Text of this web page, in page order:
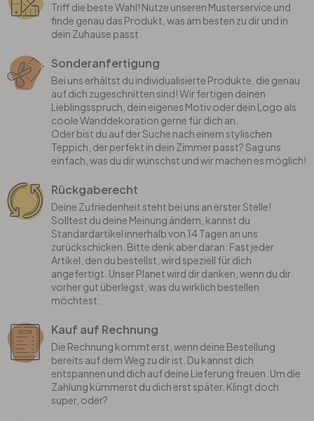
Triff die beste Wahl! Nutze unseren Musterservice und
finde genau das Produkt, was am besten zu dir und in
dein Zuhause passt.
Sonderanfertigung
Bei uns erhältst du individualisierte Produkte, die genau
auf dich zugeschnitten sind! Wir fertigen deinen
Lieblingsspruch, dein eigenes Motiv oder dein Logo als
coole Wanddekoration gerne für dich an.
Oder bist du auf der Suche nach einem stylischen
Teppich, der perfekt in dein Zimmer passt? Sag uns
einfach, was du dir wünschst und wir machen es möglich!
Rückgaberecht
Deine Zufriedenheit steht bei uns an erster Stelle!
Solltest du deine Meinung ändern, kannst du
Standardartikel innerhalb von 14 Tagen an uns
zurückschicken. Bitte denk aber daran: Fast jeder
Artikel, den du bestellst, wird speziell für dich
angefertigt. Unser Planet wird dir danken, wenn du dir
vorher gut überlegst, was du wirklich bestellen
möchtest.
Kauf auf Rechnung
Die Rechnung kommt erst, wenn deine Bestellung
bereits auf dem Weg zu dir ist. Du kannst dich
entspannen und dich auf deine Lieferung freuen. Um die
Zahlung kümmerst du dich erst später. Klingt doch
super, oder?